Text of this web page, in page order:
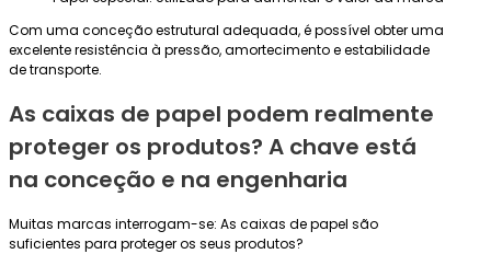
Com uma conceção estrutural adequada, é possível obter uma
excelente resistência à pressão, amortecimento e estabilidade
de transporte.
As caixas de papel podem realmente
proteger os produtos? A chave está
na conceção e na engenharia
Muitas marcas interrogam-se: As caixas de papel são
suficientes para proteger os seus produtos?